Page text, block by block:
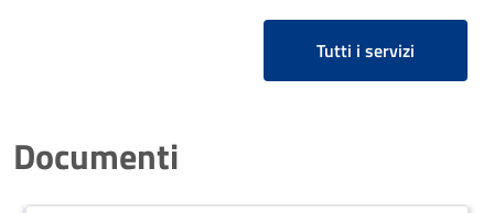
Tutti i servizi
Documenti